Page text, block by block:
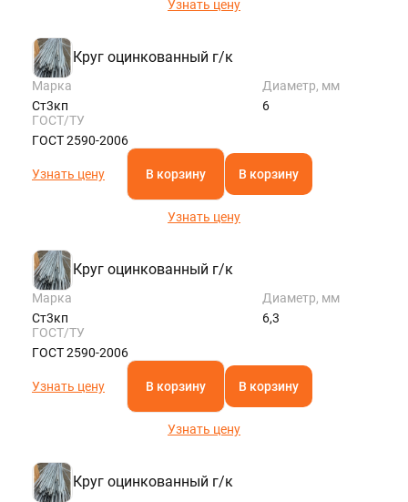
Узнать цену
Круг оцинкованный г/к
Марка
Ст3кп
Диаметр, мм
6
ГОСТ/ТУ
ГОСТ 2590-2006
Узнать цену В корзину В корзину
Узнать цену
Круг оцинкованный г/к
Марка
Ст3кп
Диаметр, мм
6,3
ГОСТ/ТУ
ГОСТ 2590-2006
Узнать цену В корзину В корзину
Узнать цену
Круг оцинкованный г/к